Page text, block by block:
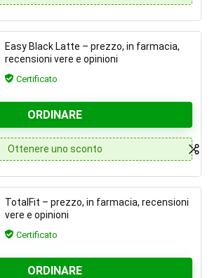
Easy Black Latte – prezzo, in farmacia,
recensioni vere e opinioni
Certificato
ORDINARE
Ottenere uno sconto
TotalFit – prezzo, in farmacia, recensioni
vere e opinioni
Certificato
ORDINARE